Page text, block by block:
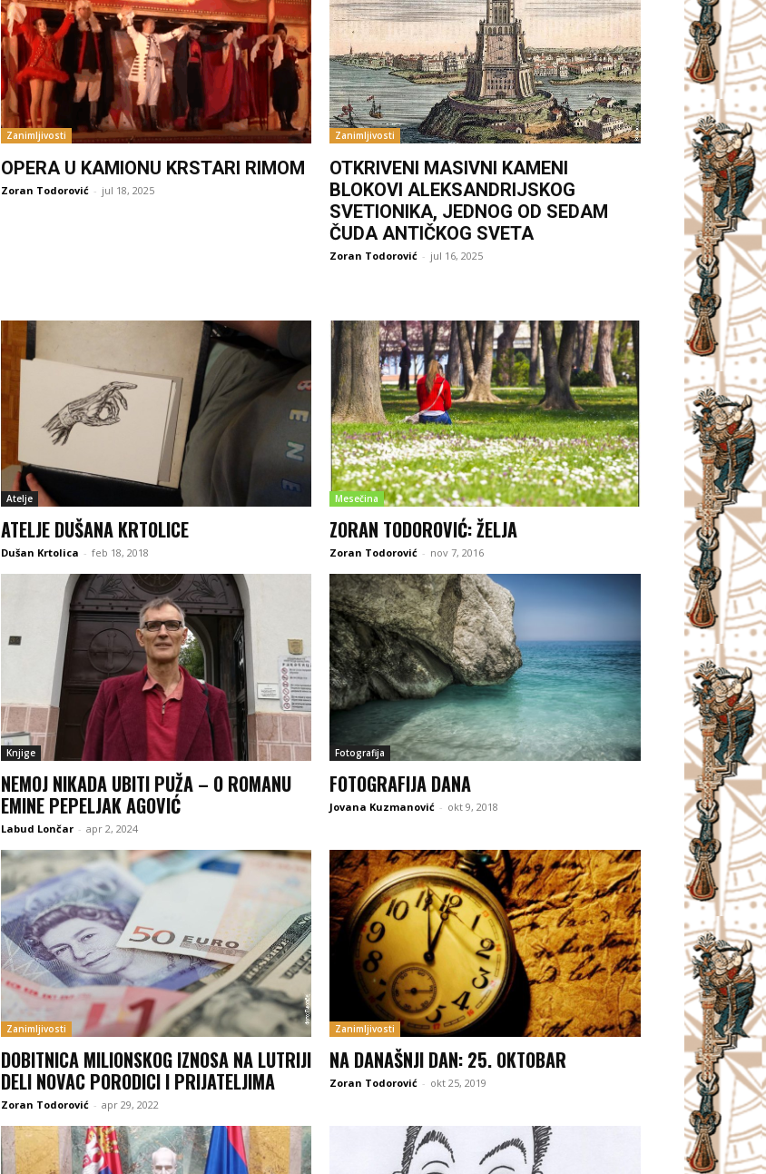
Zanimljivosti
OPERA U KAMIONU KRSTARI RIMOM
Zoran Todorović - jul 18, 2025
Zanimljivosti
OTKRIVENI MASIVNI KAMENI
BLOKOVI ALEKSANDRIJSKOG
SVETIONIKA, JEDNOG OD SEDAM
ČUDA ANTIČKOG SVETA
Zoran Todorović - jul 16, 2025
Atelje
ATELJE DUŠANA KRTOLICE
Dušan Krtolica - feb 18, 2018
Mesečina
ZORAN TODOROVIĆ: ŽELJA
Zoran Todorović - nov 7, 2016
Knjige
NEMOJ NIKADA UBITI PUŽA – O ROMANU
EMINE PEPELJAK AGOVIĆ
Labud Lončar - apr 2, 2024
Fotografija
FOTOGRAFIJA DANA
Jovana Kuzmanović - okt 9, 2018
Zanimljivosti
DOBITNICA MILIONSKOG IZNOSA NA LUTRIJI
DELI NOVAC PORODICI I PRIJATELJIMA
Zoran Todorović - apr 29, 2022
Zanimljivosti
NA DANAŠNJI DAN: 25. OKTOBAR
Zoran Todorović - okt 25, 2019